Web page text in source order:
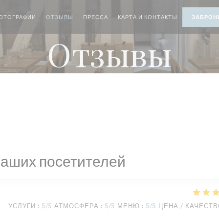
ОТЗЫВЫ ПРЕССА КАРТА И КОНТАКТЫ
Отзывы
посетителей
УСЛУГИ : 5/5 АТМОСФЕРА : 5/5 МЕНЮ : 5/5 ЦЕНА /